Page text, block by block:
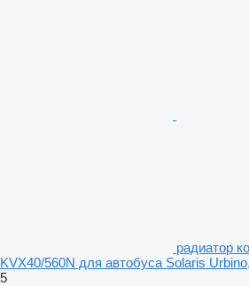
радиатор
KVX40/560N для автобуса Solaris
5